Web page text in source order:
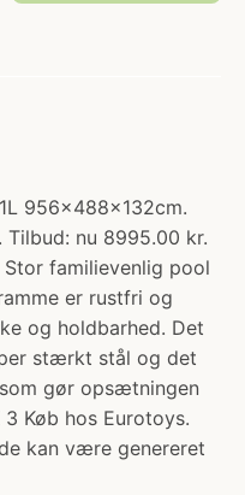
956x488x132cm.
nu 8995.00 kr.
familievenlig pool
er rustfri og
og holdbarhed. Det
stærkt stål og det
gør opsætningen
Køb hos Eurotoys.
kan være genereret